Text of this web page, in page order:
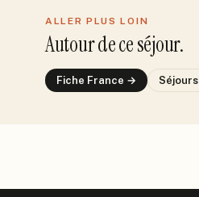
ALLER PLUS LOIN
Autour de ce séjour.
Fiche France → Séjours